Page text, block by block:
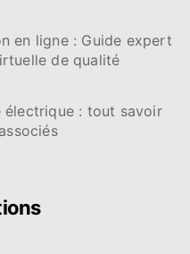
en ligne : Guide expert
de qualité
: tout savoir